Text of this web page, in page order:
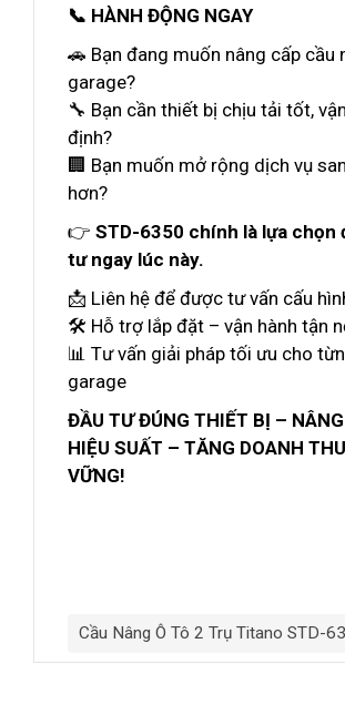
📞 HÀNH ĐỘNG NGAY
🚗 Bạn đang muốn nâng cấp cầu
garage?
🔧 Bạn cần thiết bị chịu tải tốt,
định?
🏢 Bạn muốn mở rộng dịch vụ
hơn?
👉 STD-6350 chính là lựa chọn
tư ngay lúc này.
📩 Liên hệ để được tư vấn cấu
🛠️ Hỗ trợ lắp đặt – vận hành tận
📊 Tư vấn giải pháp tối ưu cho
garage
ĐẦU TƯ ĐÚNG THIẾT BỊ –
HIỆU SUẤT – TĂNG DOANH
VỮNG!
Cầu Nâng Ô Tô 2 Trụ Titano STD-